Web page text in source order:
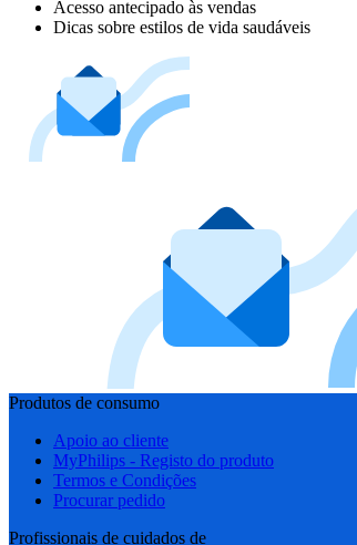
Acesso antecipado às vendas
Dicas sobre estilos de vida saudáveis
Produtos de consumo
Apoio ao cliente
MyPhilips - Registo do produto
Termos e Condições
Procurar pedido
Profissionais de cuidados de